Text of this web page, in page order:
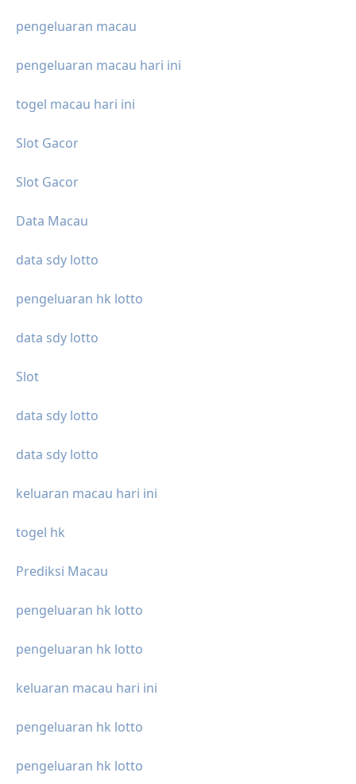
pengeluaran macau
pengeluaran macau hari ini
togel macau hari ini
Slot Gacor
Slot Gacor
Data Macau
data sdy lotto
pengeluaran hk lotto
data sdy lotto
Slot
data sdy lotto
data sdy lotto
keluaran macau hari ini
togel hk
Prediksi Macau
pengeluaran hk lotto
pengeluaran hk lotto
keluaran macau hari ini
pengeluaran hk lotto
pengeluaran hk lotto